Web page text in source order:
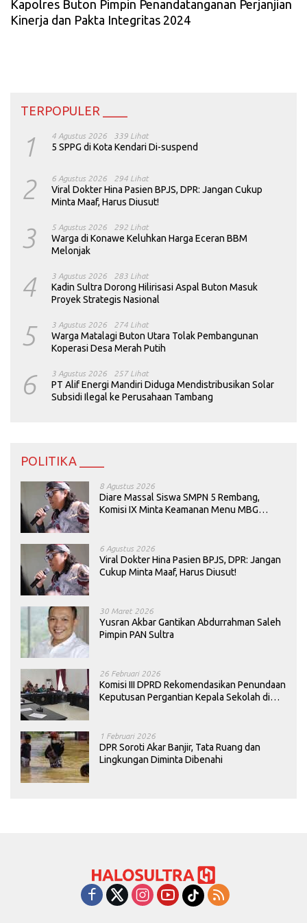
Kapolres Buton Pimpin Penandatanganan Perjanjian
Kinerja dan Pakta Integritas 2024
TERPOPULER ____
1 4 Agustus 2026 339 Lihat
5 SPPG di Kota Kendari Di-suspend
2 6 Agustus 2026 294 Lihat
Viral Dokter Hina Pasien BPJS, DPR: Jangan Cukup
Minta Maaf, Harus Diusut!
3 5 Agustus 2026 292 Lihat
Warga di Konawe Keluhkan Harga Eceran BBM
Melonjak
4 3 Agustus 2026 283 Lihat
Kadin Sultra Dorong Hilirisasi Aspal Buton Masuk
Proyek Strategis Nasional
5 3 Agustus 2026 274 Lihat
Warga Matalagi Buton Utara Tolak Pembangunan
Koperasi Desa Merah Putih
6 3 Agustus 2026 257 Lihat
PT Alif Energi Mandiri Diduga Mendistribusikan Solar
Subsidi Ilegal ke Perusahaan Tambang
POLITIKA ____
8 Agustus 2026
Diare Massal Siswa SMPN 5 Rembang,
Komisi IX Minta Keamanan Menu MBG
6 Agustus 2026
Viral Dokter Hina Pasien BPJS, DPR: Jangan
Cukup Minta Maaf, Harus Diusut!
30 Maret 2026
Yusran Akbar Gantikan Abdurrahman Saleh
Pimpin PAN Sultra
26 Februari 2026
Komisi III DPRD Rekomendasikan Penundaan
Keputusan Pergantian Kepala Sekolah di
1 Februari 2026
DPR Soroti Akar Banjir, Tata Ruang dan
Lingkungan Diminta Dibenahi